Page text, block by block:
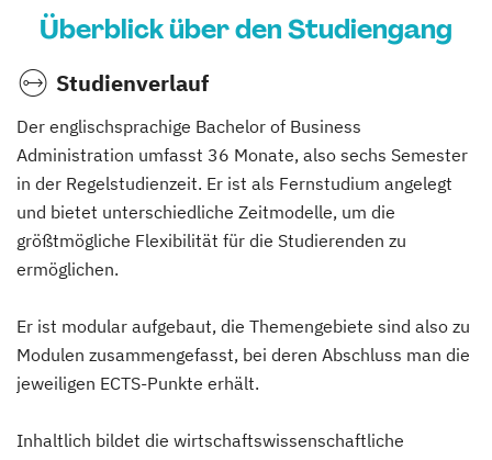
Überblick über den Studiengang
Studienverlauf
Der englischsprachige Bachelor of Business
Administration umfasst 36 Monate, also sechs Semester
in der Regelstudienzeit. Er ist als Fernstudium angelegt
und bietet unterschiedliche Zeitmodelle, um die
größtmögliche Flexibilität für die Studierenden zu
ermöglichen.
Er ist modular aufgebaut, die Themengebiete sind also zu
Modulen zusammengefasst, bei deren Abschluss man die
jeweiligen ECTS-Punkte erhält.
Inhaltlich bildet die wirtschaftswissenschaftliche